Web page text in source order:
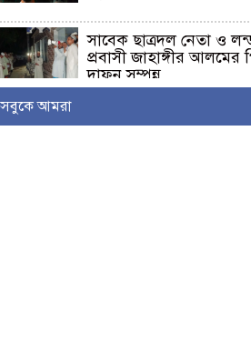
সাবেক ছাত্রদল নেতা ও
প্রবাসী জাহাঙ্গীর আলমের
দাফন সম্পন্ন
ফেসবুকে ছড়ানো ভিডিওকে
আমরা